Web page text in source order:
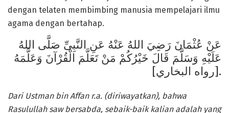
dengan telaten membimbing manusia mempelajari ilmu
agama dengan bertahap.
عَنْ عُثْمَانَ رَضِيَ اللهُ عَنْهُ عَنِ النَّبِىِّ صَلَّى اللهُ
عَلَيْهِ وَسَلَّمَ قَالَ خَيْرُكُمْ مَنْ تَعَلَّمَ الْقُرْآنَ وَعَلَّمَهُ
[رواه البخاري].
Dari Ustman bin Affan r.a. (diriwayatkan), bahwa
Rasulullah saw bersabda, sebaik-baik kalian adalah yang